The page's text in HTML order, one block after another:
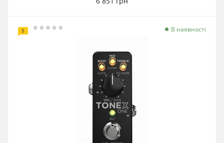
5 В наявності